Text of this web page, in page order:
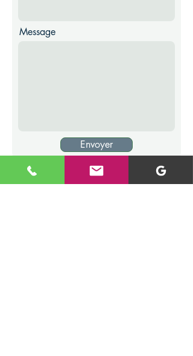
Message
Envoyer